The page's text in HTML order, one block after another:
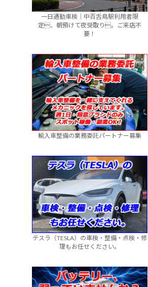
一日通勤車検｜中百舌鳥駅利用者限
定、朝預けて夜受取り。ご来店不
要！
輸入車整備の業務委託パートナー募集
テスラ（TESLA）の車検・整備・点検・修
理もお任せください。